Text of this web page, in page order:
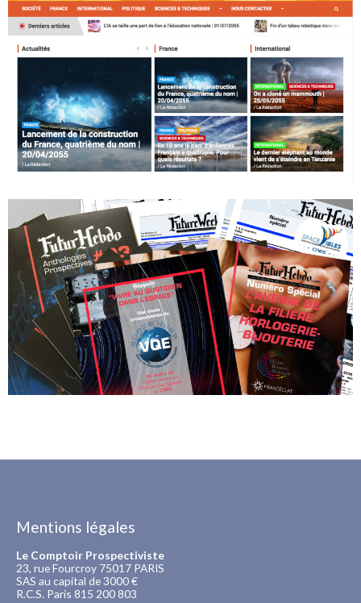
Mentions légales
Le Comptoir Prospectiviste
23, rue Fourcroy 75017 PARIS
SAS au capital de 3000 €
R.C.S. Paris 815 200 803